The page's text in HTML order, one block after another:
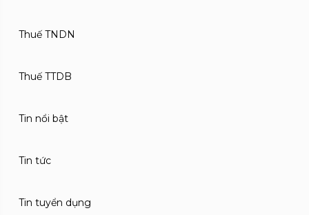
Thuế TNDN
Thuế TTDB
Tin nổi bật
Tin tức
Tin tuyển dụng